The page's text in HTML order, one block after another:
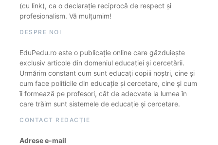
(cu link), ca o declarație reciprocă de respect și
profesionalism. Vă mulțumim!
DESPRE NOI
EduPedu.ro este o publicație online care găzduiește
exclusiv articole din domeniul educației și cercetării.
Urmărim constant cum sunt educați copiii noștri, cine și
cum face politicile din educație și cercetare, cine și cum
îi formează pe profesori, cât de adecvate la lumea în
care trăim sunt sistemele de educație și cercetare.
CONTACT REDACȚIE
Adrese e-mail